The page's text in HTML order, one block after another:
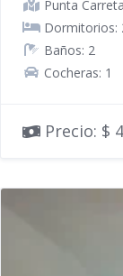
Punta
Dormitorios:
Baños: 2
Cocheras: 1
Precio: $